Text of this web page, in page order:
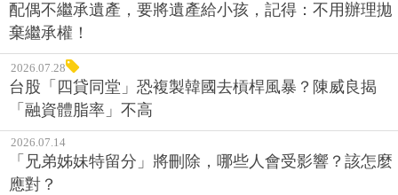
配偶不繼承遺產，要將遺產給小孩，記得：不用辦理拋
棄繼承權！
2026.07.28
台股「四貸同堂」恐複製韓國去槓桿風暴？陳威良揭
「融資體脂率」不高
2026.07.14
「兄弟姊妹特留分」將刪除，哪些人會受影響？該怎麼
應對？